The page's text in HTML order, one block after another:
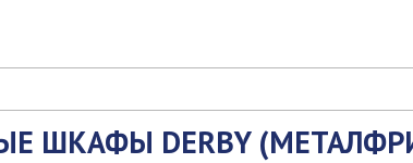
ШКАФЫ DERBY